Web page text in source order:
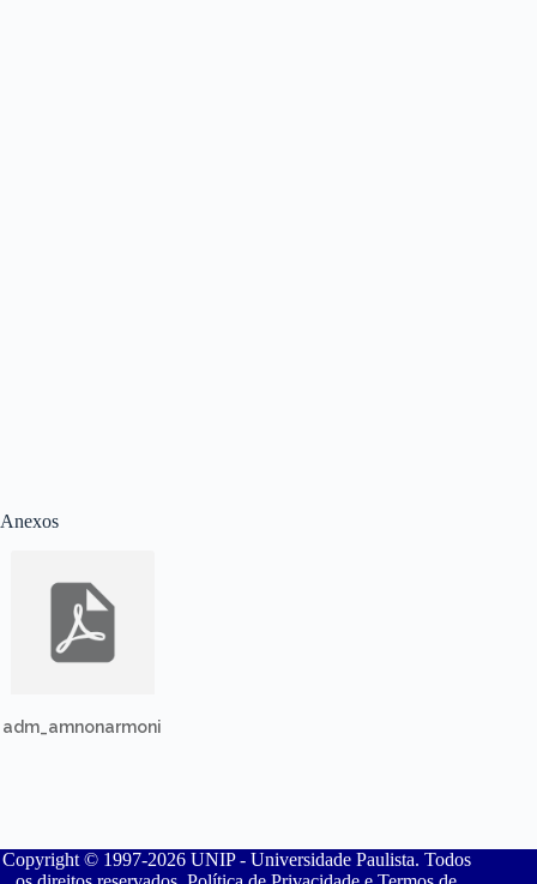
Anexos
adm_amnonarmoni
Copyright © 1997-2026 UNIP - Universidade Paulista. Todos